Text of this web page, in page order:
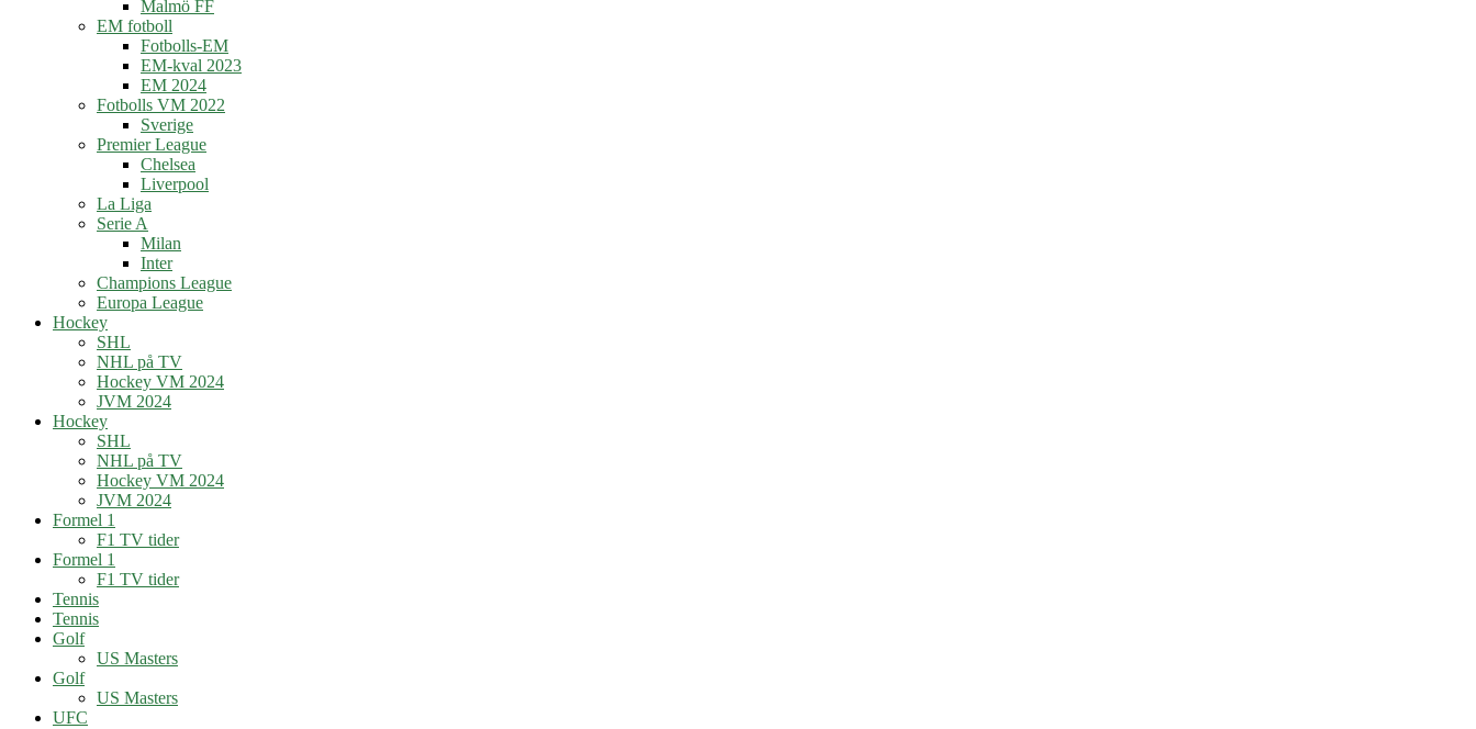
Malmö FF
EM fotboll
Fotbolls-EM
EM-kval 2023
EM 2024
Fotbolls VM 2022
Sverige
Premier League
Chelsea
Liverpool
La Liga
Serie A
Milan
Inter
Champions League
Europa League
Hockey
SHL
NHL på TV
Hockey VM 2024
JVM 2024
Hockey
SHL
NHL på TV
Hockey VM 2024
JVM 2024
Formel 1
F1 TV tider
Formel 1
F1 TV tider
Tennis
Tennis
Golf
US Masters
Golf
US Masters
UFC